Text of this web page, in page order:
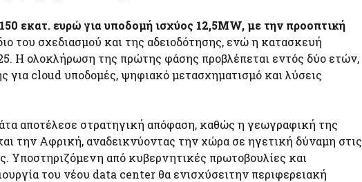
εκατ. ευρώ για υποδομή ισχύος 12,5MW, με την προοπτική
του σχεδιασμού και της αδειοδότησης, ενώ η κατασκευή
Η ολοκλήρωση της πρώτης φάσης προβλέπεται εντός δύο ετών,
για cloud υποδομές, ψηφιακό μετασχηματισμό και λύσεις
αποτέλεσε στρατηγική απόφαση, καθώς η γεωγραφική της
την Αφρική, αναδεικνύοντας την χώρα σε ηγετική δύναμη στις
Υποστηριζόμενη από κυβερνητικές πρωτοβουλίες και
του νέου data center θα ενισχύσειτην περιφερειακή